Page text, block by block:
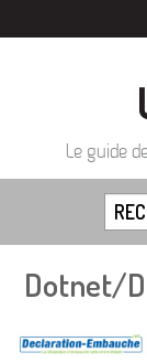
Le guide
Dotnet/